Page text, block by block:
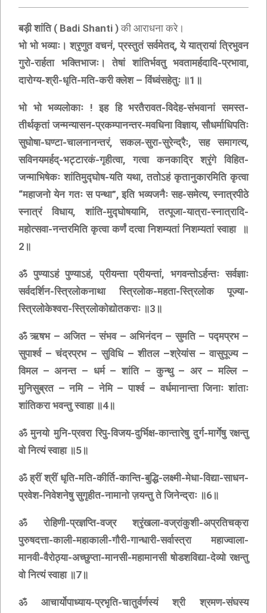
बड़ी शांति ( Badi Shanti ) की आराधना करे।
भो भो भव्याः। श्रृणुत वचनं, प्रस्तुतं सर्वमेतद्, ये यात्रायां त्रिभुवन
गुरो-रार्हता भक्तिभाजः। तेषां शांतिर्भवतु भवतामर्हदादि-प्रभावा,
दारोग्य-श्री-धृति-मति-करी क्लेश – विंध्वंसहेतुः ॥1॥
भो भो भव्यलोकाः ! इह हि भरतैरावत-विदेह-संभवानां समस्त-
तीर्थकृतां जन्मन्यासन-प्रकम्पानन्तर-मवधिना विज्ञाय, सौधर्माधिपतिः
सुघोषा-घण्टा-चालनानन्तरं, सकल-सुरा-सुरेन्द्रैः, सह समागत्य,
सविनयमर्हद्-भट्टारकं-गृहीत्वा, गत्वा कनकाद्रि श्रृंगे विहित-
जन्माभिषेकः शांतिमुद्घोष-यति यथा, ततोऽहं कृतानुकारमिति कृत्वा
“महाजनो येन गतः स पन्था”, इति भव्यजनैः सह-समेत्य, स्नात्रपीठे
स्नात्रं विधाय, शांति-मुद्घोषयामि, तत्पूजा-यात्रा-स्नात्रादि-
महोत्सवा-नन्तरमिति कृत्वा कर्णं दत्वा निशम्यतां निशम्यतां स्वाहा ॥
2॥
ॐ पुण्याऽहं पुण्याऽहं, प्रीयन्ता प्रीयन्तां, भगवन्तोऽर्हन्तः सर्वज्ञाः
सर्वदर्शिन-स्त्रिलोकनाथा स्त्रिलोक-महता-स्त्रिलोक पूज्या-
स्त्रिलोकेश्वरा-स्त्रिलोकोद्योतकराः ॥3॥
ॐ ऋषभ – अजित – संभव – अभिनंदन – सुमति – पद्मप्रभ –
सुपार्श्व – चंद्रप्रभ – सुविधि – शीतल –श्रेयांस – वासुपूज्य –
विमल – अनन्त – धर्म – शांति – कुन्थु – अर – मल्लि –
मुनिसुब्रत – नमि – नेमि – पार्श्व – वर्धमानान्ता जिनाः शांताः
शांतिकरा भवन्तु स्वाहा ॥4॥
ॐ मुनयो मुनि-प्रवरा रिपु-विजय-दुर्भिक्ष-कान्तारेषु दुर्ग-मार्गेषु रक्षन्तु
वो नित्यं स्वाहा ॥5॥
ॐ ह्रीं श्रीं धृति-मति-कीर्ति-कान्ति-बुद्धि-लक्ष्मी-मेधा-विद्या-साधन-
प्रवेश-निवेशनेषु सुगृहीत-नामानो ज़यन्तु ते जिनेन्द्राः ॥6॥
ॐ रोहिणी-प्रज्ञप्ति-वज्र श्रृंखला-वज्रांकुशी-अप्रतिचक्रा
पुरुषदत्ता-काली-महाकाली-गौरी-गान्धारी-सर्वास्त्रा महाज्वाला-
मानवी-वैरोठ्या-अच्छुप्ता-मानसी-महामानसी षोडशविद्या-देव्यो रक्षन्तु
वो नित्यं स्वाहा ॥7॥
ॐ आचार्योपाध्याय-प्रभृति-चातुर्वर्णस्यं श्री श्रमण-संघस्य